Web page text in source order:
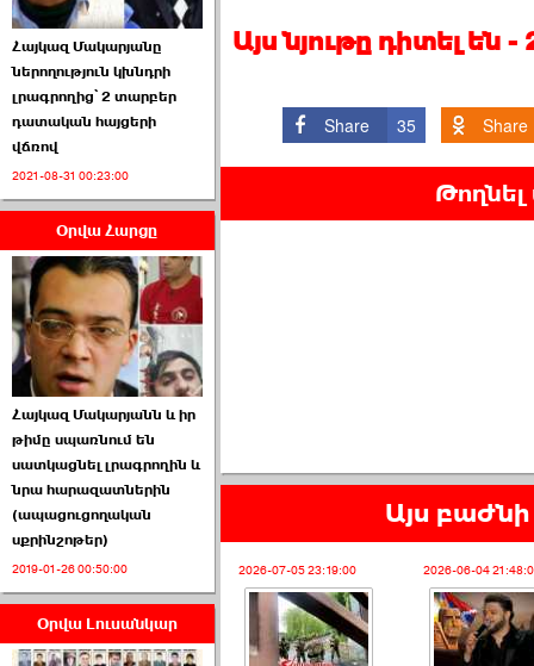
ՏԵՍԱՆՅՈՒԹ․ Ի՞նչ
իրավիճակ է այս ›››
2026-07-04 10:40:00
Սահմանադրական
դատարանը մերժեց ›››
2026-07-02 00:39:00
ՈՒՂԻՂ․ ԱԺ-ն
Կառավարության ›››
Հայկազ Մակարյանը
ներողություն կխնդրի
լրագրողից՝ 2 տարբեր
դատական հայցերի
վճռով
2021-08-31 00:23:00
Օրվա Հարցը
Հայկազ Մակարյանն և իր
թիմը սպառնում են
սատկացնել լրագրողին և
նրա հարազատներին
(ապացուցողական
սքրինշոթեր)
2019-01-26 00:50:00
Օրվա Լուսանկար
Այս նյութը դիտել են
Share 35 Share
Թողնել
Այս բաժնի
2026-07-05 23:19:00 2026-06-04